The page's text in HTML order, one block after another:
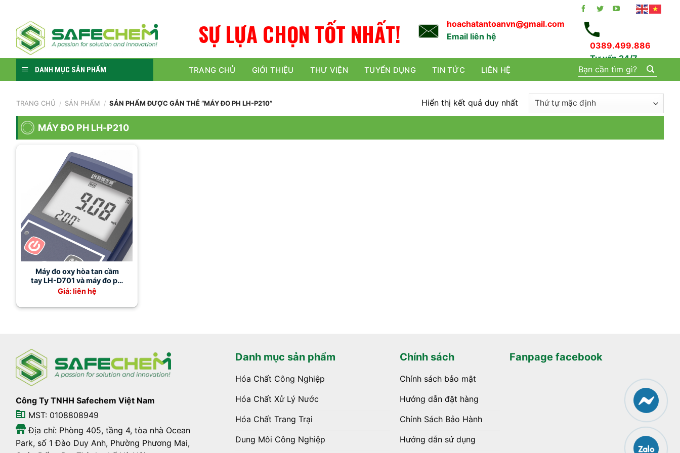
content
SỰ LỰA CHỌN TỐT NHẤT!
hoachatantoanvn@gmail.com
Email liên hệ
0389.499.886
Tư vấn 24/7
DANH MỤC SẢN PHẨM TRANG CHỦ GIỚI THIỆU THƯ VIỆN TUYỂN DỤNG TIN TỨC LIÊN HỆ
Tìm
kiếm:
TRANG CHỦ / SẢN PHẨM / SẢN PHẨM ĐƯỢC GẮN THẺ “MÁY ĐO PH LH-P210” Hiển thị kết quả duy nhất
MÁY ĐO PH LH-P210
Máy đo oxy hòa tan cầm
tay LH-D701 và máy đo pH
LH-P210
Giá: liên hệ
Công Ty TNHH Safechem Việt Nam
MST: 0108808949
Địa chỉ: Phòng 405, tầng 4, tòa nhà Ocean
Park, số 1 Đào Duy Anh, Phường Phương Mai,
Danh mục sản phẩm
Hóa Chất Công Nghiệp
Hóa Chất Xử Lý Nước
Hóa Chất Trang Trại
Dung Môi Công Nghiệp
Chính sách
Chính sách bảo mật
Hướng dẫn đặt hàng
Chính Sách Bảo Hành
Hướng dẫn sử dụng
Fanpage facebook